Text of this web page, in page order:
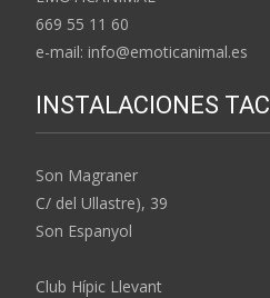
669 55 11 60
e-mail: info@emoticanimal.es
INSTALACIONES TAC
Son Magraner
C/ del Ullastre), 39
Son Espanyol
Club Hípic Llevant